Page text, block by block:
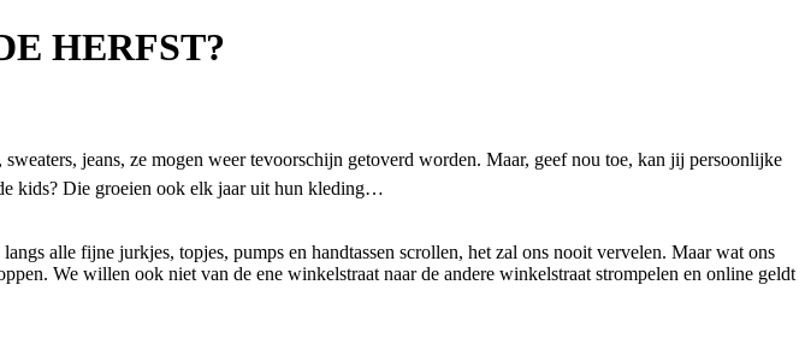
HERFST?
jeans, ze mogen weer tevoorschijn getoverd worden. Maar, geef nou toe, kan jij persoonlijke
kids? Die groeien ook elk jaar uit hun kleding…
alle fijne jurkjes, topjes, pumps en handtassen scrollen, het zal ons nooit vervelen. Maar wat ons
We willen ook niet van de ene winkelstraat naar de andere winkelstraat strompelen en online geldt